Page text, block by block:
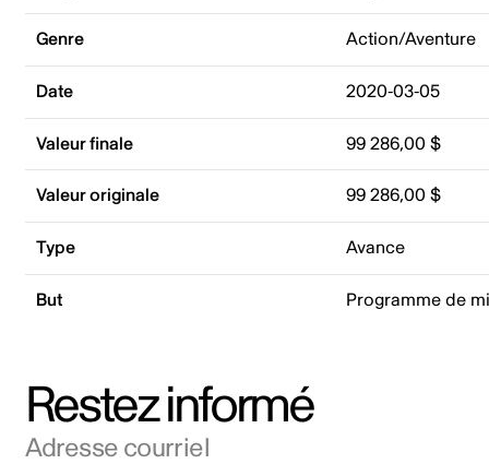
Genre Action/Aventure
Date 2020-03-05
Valeur finale 99 286,00 $
Valeur originale 99 286,00 $
Type Avance
But Programme de
Restez informé